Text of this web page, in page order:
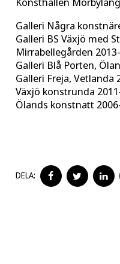
Galleri Några
Galleri BS Växjö med
Mirrabellegården
Galleri Blå Porten,
Galleri Freja, Vetlanda
Växjö konstrunda
Ölands konstnatt
DELA:
DELA
PÅ
DELA
PÅ